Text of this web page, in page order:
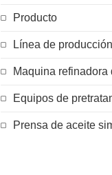
Producto
Línea de
Maquina refinadora
Equipos de
Prensa de aceite